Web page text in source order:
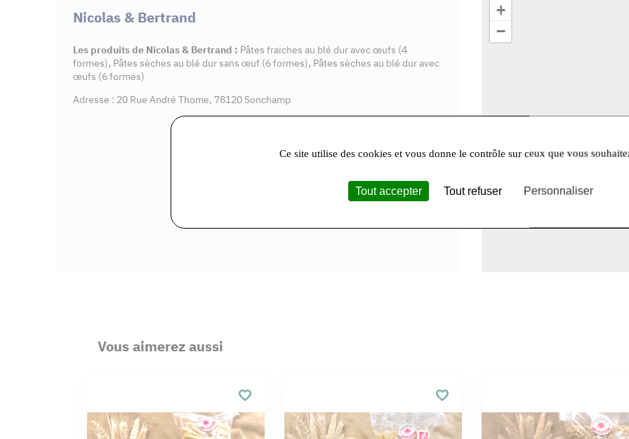
Nicolas & Bertrand
Les produits de Nicolas & Bertrand : Pâtes fraiches au blé dur avec œufs (4
formes), Pâtes sèches au blé dur sans œuf (6 formes), Pâtes sèches au blé dur avec
œufs (6 formes)
Adresse : 20 Rue André Thome, 78120 Sonchamp
+
−
Vous aimerez aussi
Ce site utilise des cookies et vous donne le contrôle sur ceux que vous
Tout accepter Tout refuser Personnaliser